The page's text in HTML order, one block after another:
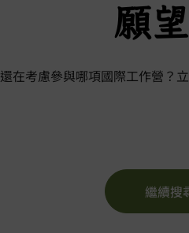
願望
還在考慮參與哪項國際工作營？
繼續搜